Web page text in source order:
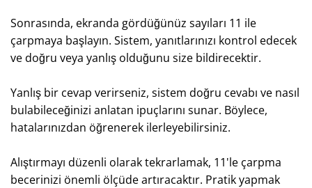
Sonrasında, ekranda gördüğünüz sayıları 11 ile
çarpmaya başlayın. Sistem, yanıtlarınızı kontrol edecek
ve doğru veya yanlış olduğunu size bildirecektir.
Yanlış bir cevap verirseniz, sistem doğru cevabı ve nasıl
bulabileceğinizi anlatan ipuçlarını sunar. Böylece,
hatalarınızdan öğrenerek ilerleyebilirsiniz.
Alıştırmayı düzenli olarak tekrarlamak, 11'le çarpma
becerinizi önemli ölçüde artıracaktır. Pratik yapmak